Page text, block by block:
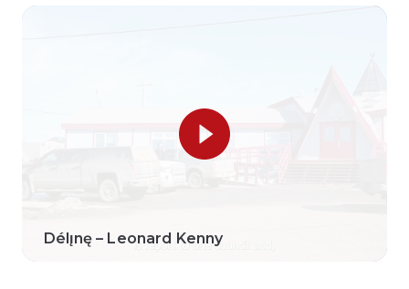
Délı̨nę – Leonard Kenny